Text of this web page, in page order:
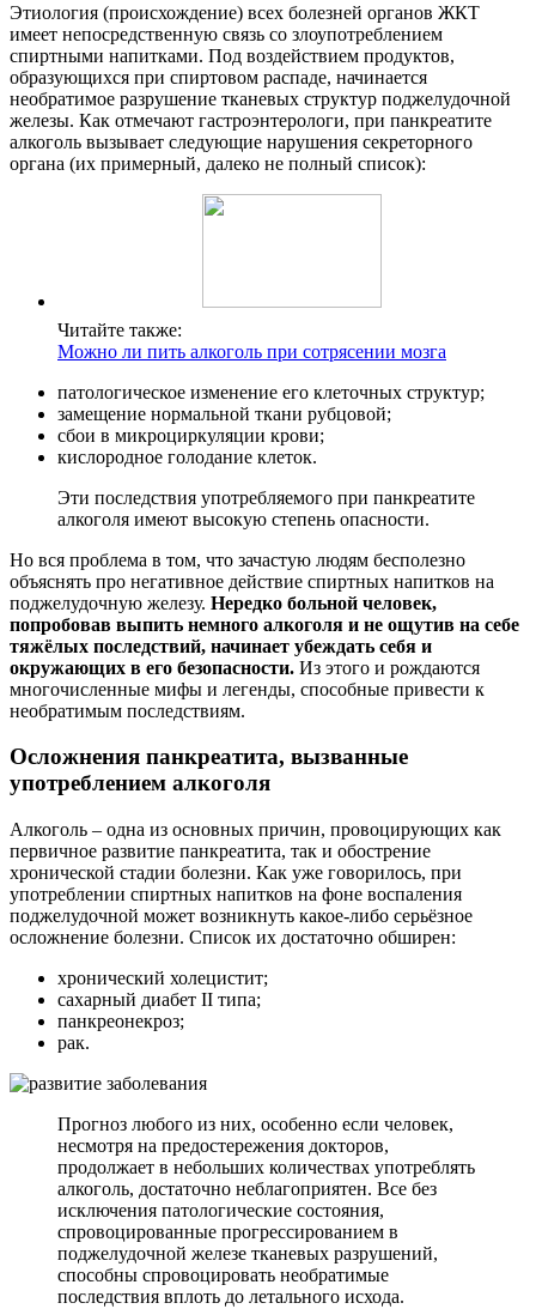
Этиология (происхождение) всех болезней органов ЖКТ
имеет непосредственную связь со злоупотреблением
спиртными напитками. Под воздействием продуктов,
образующихся при спиртовом распаде, начинается
необратимое разрушение тканевых структур поджелудочной
железы. Как отмечают гастроэнтерологи, при панкреатите
алкоголь вызывает следующие нарушения секреторного
органа (их примерный, далеко не полный список):
Читайте также:
Можно ли пить алкоголь при сотрясении мозга
патологическое изменение его клеточных структур;
замещение нормальной ткани рубцовой;
сбои в микроциркуляции крови;
кислородное голодание клеток.
Эти последствия употребляемого при панкреатите
алкоголя имеют высокую степень опасности.
Но вся проблема в том, что зачастую людям бесполезно
объяснять про негативное действие спиртных напитков на
поджелудочную железу. Нередко больной человек,
попробовав выпить немного алкоголя и не ощутив на себе
тяжёлых последствий, начинает убеждать себя и
окружающих в его безопасности. Из этого и рождаются
многочисленные мифы и легенды, способные привести к
необратимым последствиям.
Осложнения панкреатита, вызванные
употреблением алкоголя
Алкоголь – одна из основных причин, провоцирующих как
первичное развитие панкреатита, так и обострение
хронической стадии болезни. Как уже говорилось, при
употреблении спиртных напитков на фоне воспаления
поджелудочной может возникнуть какое-либо серьёзное
осложнение болезни. Список их достаточно обширен:
хронический холецистит;
сахарный диабет II типа;
панкреонекроз;
рак.
Прогноз любого из них, особенно если человек,
несмотря на предостережения докторов,
продолжает в небольших количествах употреблять
алкоголь, достаточно неблагоприятен. Все без
исключения патологические состояния,
спровоцированные прогрессированием в
поджелудочной железе тканевых разрушений,
способны спровоцировать необратимые
последствия вплоть до летального исхода.